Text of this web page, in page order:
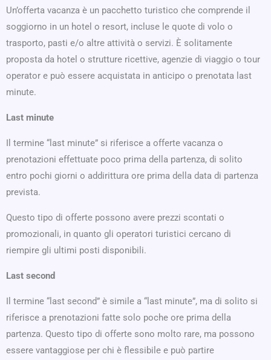
Un’offerta vacanza è un pacchetto turistico che comprende il
soggiorno in un hotel o resort, incluse le quote di volo o
trasporto, pasti e/o altre attività o servizi. È solitamente
proposta da hotel o strutture ricettive, agenzie di viaggio o tour
operator e può essere acquistata in anticipo o prenotata last
minute.
Last minute
Il termine “last minute” si riferisce a offerte vacanza o
prenotazioni effettuate poco prima della partenza, di solito
entro pochi giorni o addirittura ore prima della data di partenza
prevista.
Questo tipo di offerte possono avere prezzi scontati o
promozionali, in quanto gli operatori turistici cercano di
riempire gli ultimi posti disponibili.
Last second
Il termine “last second” è simile a “last minute”, ma di solito si
riferisce a prenotazioni fatte solo poche ore prima della
partenza. Questo tipo di offerte sono molto rare, ma possono
essere vantaggiose per chi è flessibile e può partire